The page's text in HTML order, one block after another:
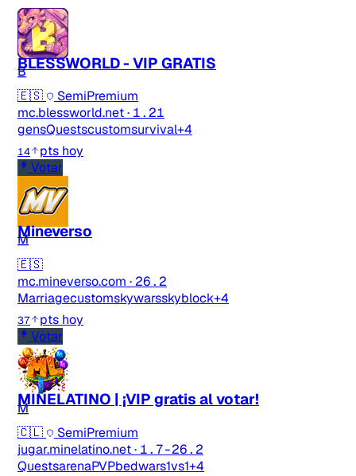
B
BLESSWORLD - VIP GRATIS
🇪🇸
SemiPremium
mc.blessworld.net· 1.21
gensQuestscustomsurvival+4
14
pts hoy
Votar
M
Mineverso
🇪🇸
mc.mineverso.com ·26.2
Marriagecustomskywarsskyblock+4
37
pts hoy
Votar
M
MINELATINO | ¡VIP gratis al votar!
🇨🇱
SemiPremium
jugar.minelatino.net· 1.7-26.2
QuestsarenaPVPbedwars1vs1+4